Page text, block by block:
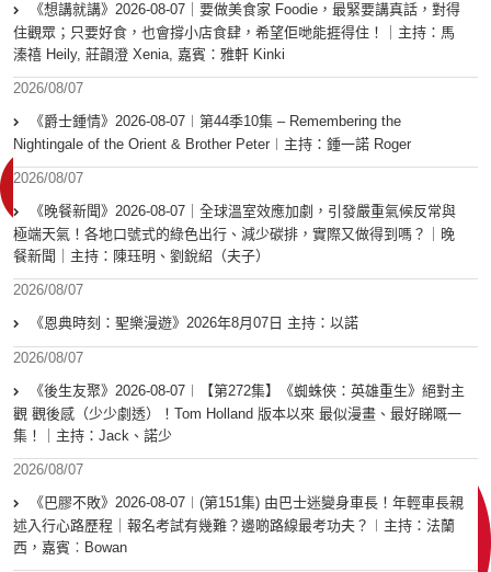
《想講就講》2026-08-07｜要做美食家 Foodie，最緊要講真話，對得
住觀眾；只要好食，也會撐小店食肆，希望佢哋能捱得住！｜主持：馬
溱禧 Heily, 莊韻澄 Xenia, 嘉賓：雅軒 Kinki
2026/08/07
《爵士鍾情》2026-08-07︱第44季10集 – Remembering the
Nightingale of the Orient & Brother Peter︱主持：鍾一諾 Roger
2026/08/07
《晚餐新聞》2026-08-07｜全球溫室效應加劇，引發嚴重氣候反常與
極端天氣！各地口號式的綠色出行、減少碳排，實際又做得到嗎？｜晚
餐新聞｜主持：陳珏明、劉銳紹（夫子）
2026/08/07
《恩典時刻：聖樂漫遊》2026年8月07日 主持：以諾
2026/08/07
《後生友聚》2026-08-07︱【第272集】《蜘蛛俠：英雄重生》絕對主
觀 觀後感（少少劇透）！Tom Holland 版本以來 最似漫畫、最好睇嘅一
集！｜主持：Jack、諾少
2026/08/07
《巴膠不敗》2026-08-07︱(第151集) 由巴士迷變身車長！年輕車長親
述入行心路歷程｜報名考試有幾難？邊啲路線最考功夫？︱主持：法蘭
西，嘉賓︰Bowan